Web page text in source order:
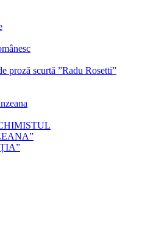
proză scurtă ”Radu Rosetti”